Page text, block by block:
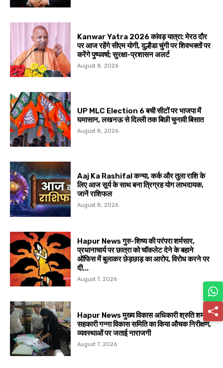
Kanwar Yatra 2026 कांवड़ यात्रा: मेरठ दौर
पर आज रहेंगे सीएम योगी, दुल्हैडा चुंगी पर शिवभक्तों पर
करेंगे पुष्पवर्षा; सुरक्षा-प्रशासन अलर्ट
August 8, 2026
UP MLC Election 6 बची सीटों पर भाजपा में
घमासान, लखनऊ से दिल्ली तक बिछी चुनावी बिसात
August 8, 2026
Aaj Ka Rashifal कन्या, कर्क और तुला राशि के
लिए आज सूर्य के साथ बना त्रिग्रह योग लाभदायक,
जानें राशिफल
August 8, 2026
Hapur News गुरु-शिष्य की परंपरा शर्मसार,
प्रधानाचार्य पर छात्रा को चॉकलेट देने के बहाने
ऑफिस में बुलाकर छेड़छाड़ का आरोप, विरोध करने पर
दी...
August 7, 2026
Hapur News मुख्य विकास अधिकारी श्रुति शर्मा ने
सहकारी गन्ना विकास समिति का किया औचक निरीक्षण,
व्यवस्थाओं पर जताई नाराजगी
August 7, 2026